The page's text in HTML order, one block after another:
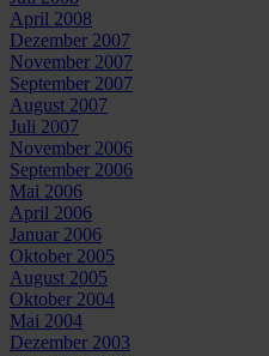
April 2008
Dezember 2007
November 2007
September 2007
August 2007
Juli 2007
November 2006
September 2006
Mai 2006
April 2006
Januar 2006
Oktober 2005
August 2005
Oktober 2004
Mai 2004
Dezember 2003